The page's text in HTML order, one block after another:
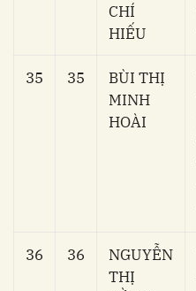
CHÍ
HIẾU
35 35
BÙI THỊ
MINH
HOÀI
36 36
NGUYỄN
THỊ